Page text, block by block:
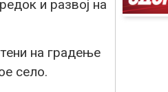
и развој на
на градење
село.